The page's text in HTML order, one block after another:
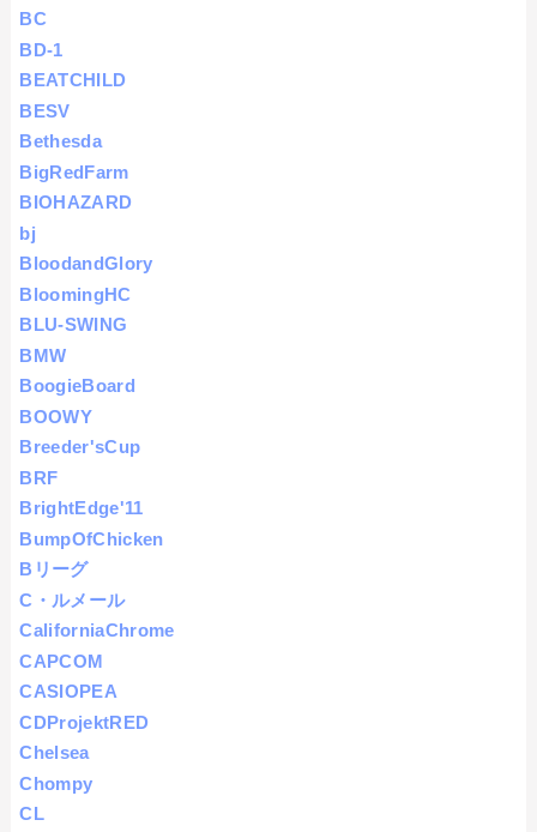
BC
BD-1
BEATCHILD
BESV
Bethesda
BigRedFarm
BIOHAZARD
bj
BloodandGlory
BloomingHC
BLU-SWING
BMW
BoogieBoard
BOOWY
Breeder'sCup
BRF
BrightEdge'11
BumpOfChicken
Bリーグ
C・ルメール
CaliforniaChrome
CAPCOM
CASIOPEA
CDProjektRED
Chelsea
Chompy
CL